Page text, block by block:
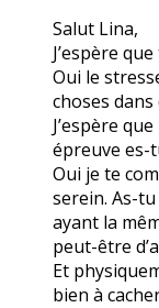
Salut Lina,
J’espère
Oui le
choses
J’espère
épreuve es-
Oui je te
serein. As-
ayant la
peut-être
Et
bien à